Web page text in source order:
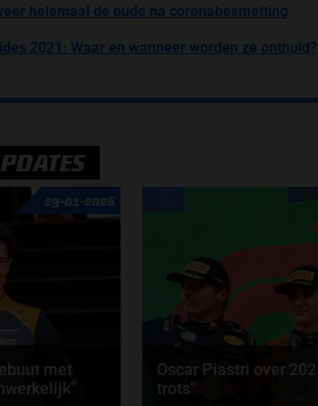
helemaal de oude na coronabesmetting
2021: Waar en wanneer worden ze onthuld?
29-01-2026
met
Oscar Piastri over
trots"